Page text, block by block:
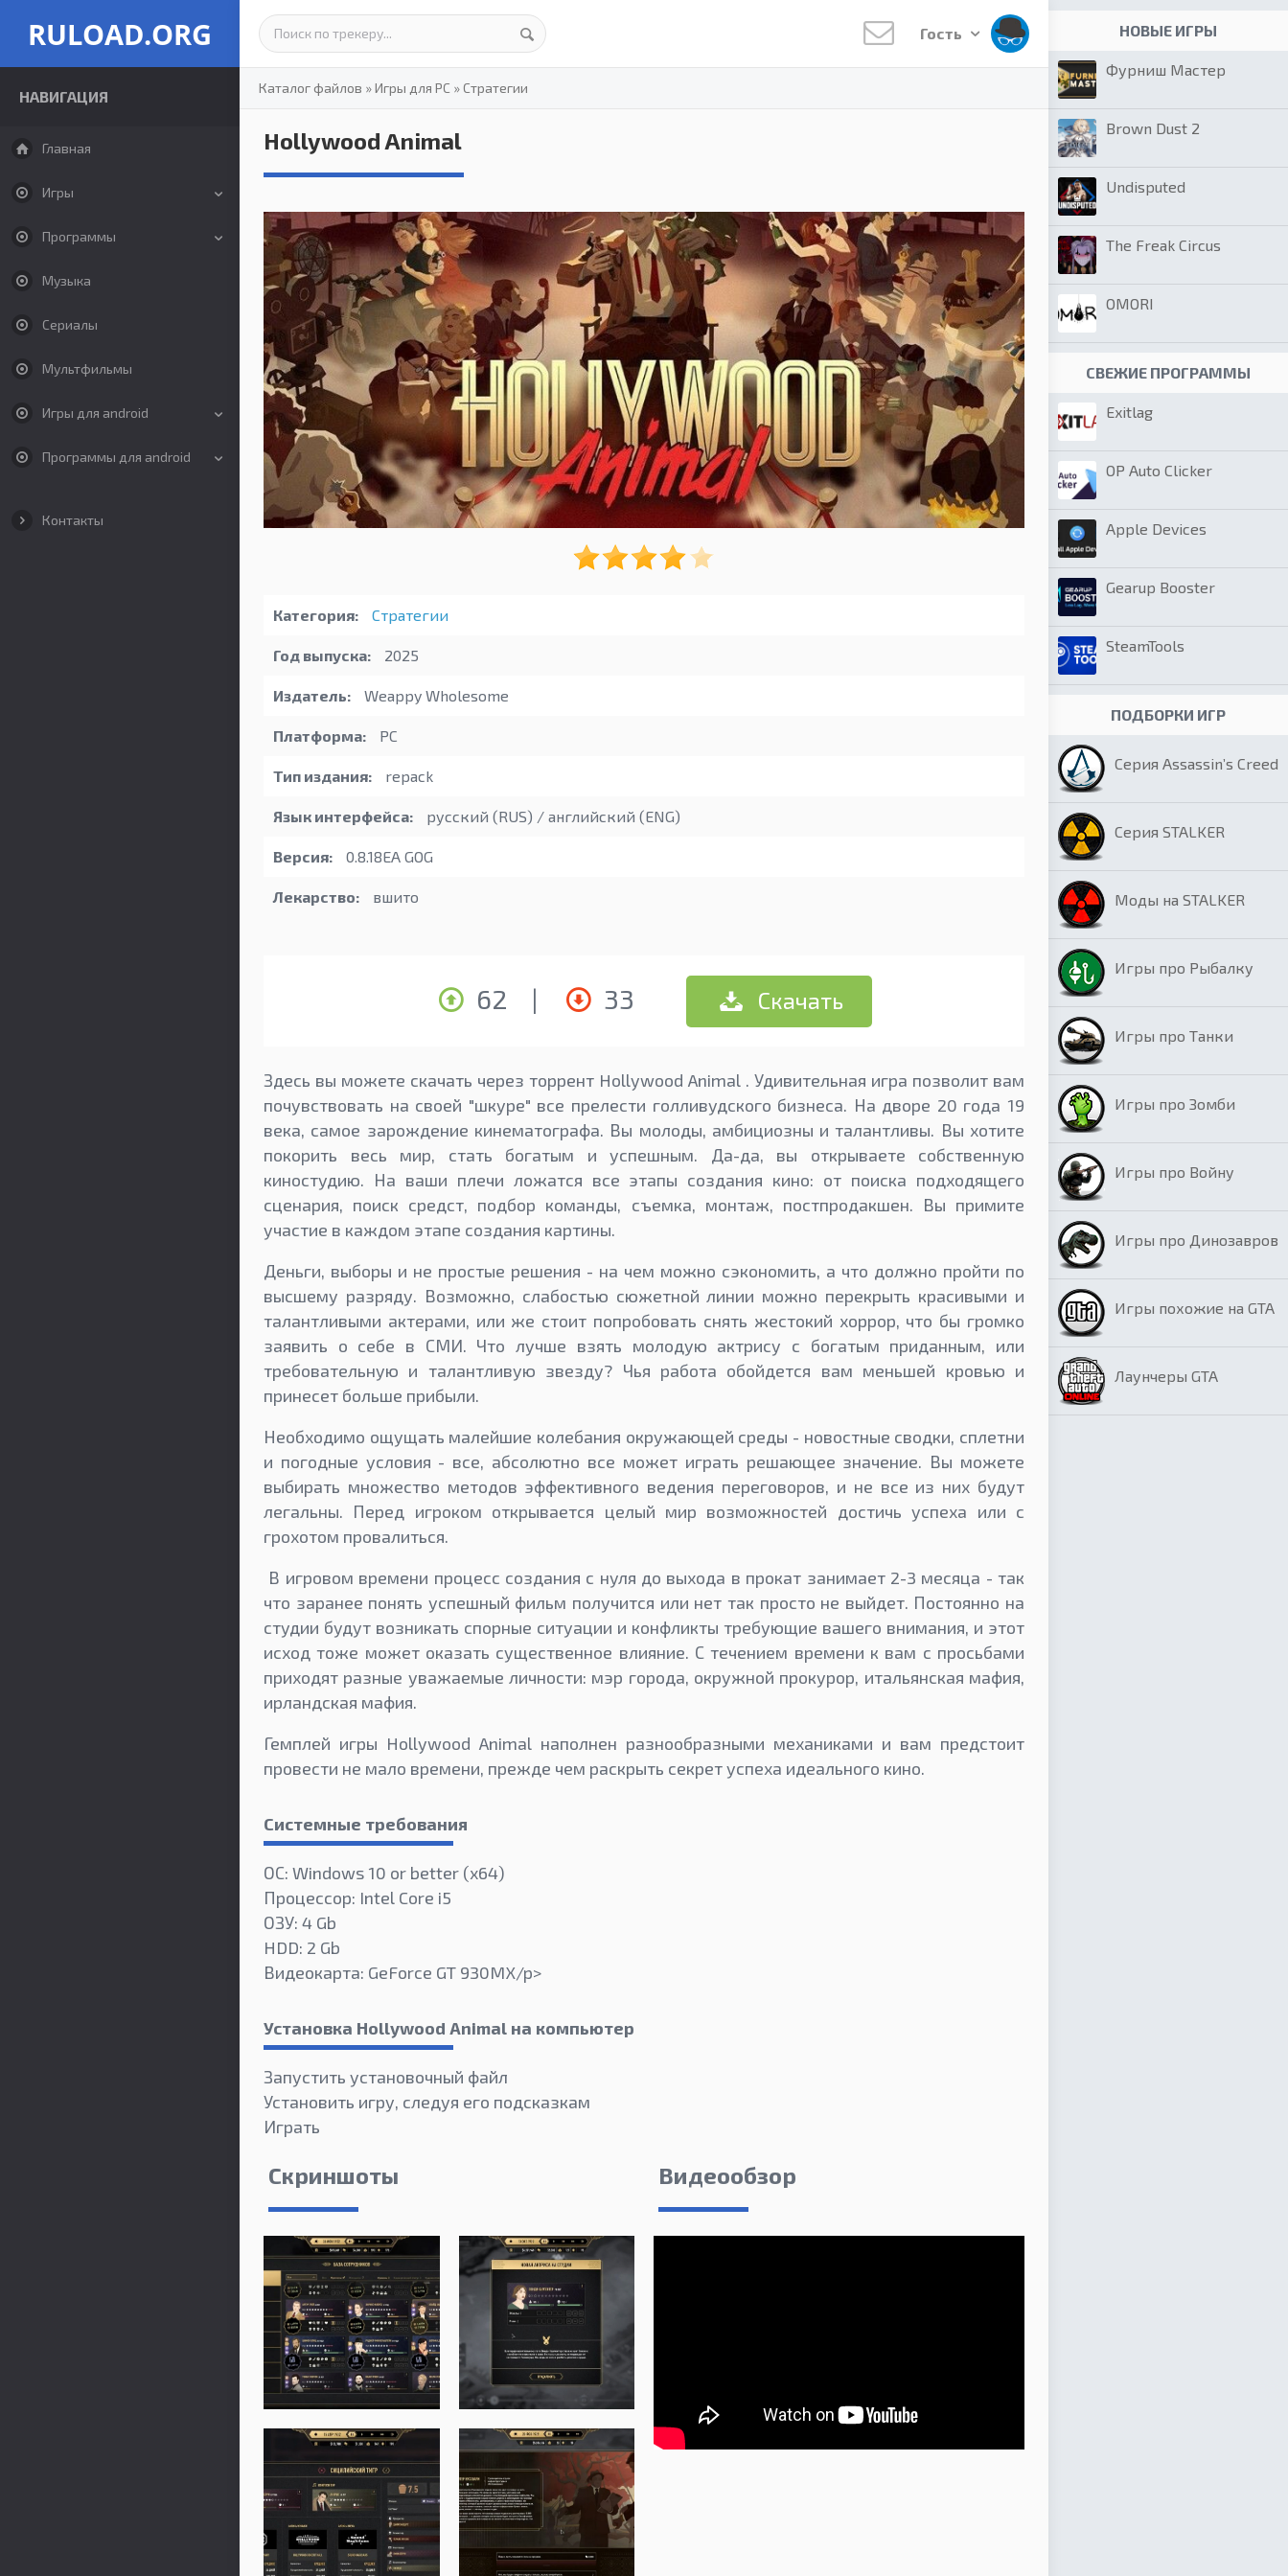
RULOAD.ORG
НАВИГАЦИЯ
Главная
Игры
Программы
Музыка
Сериалы
Мультфильмы
Игры для android
Программы для android
Контакты
Гость
Каталог файлов »Игры для PC »Стратегии
Hollywood Animal
Категория: Стратегии
Год выпуска: 2025
Издатель: Weappy Wholesome
Платформа: PC
Тип издания: repack
Язык интерфейса: русский (RUS) / английский (ENG)
Версия: 0.8.18EA GOG
Лекарство: вшито
62 | 33 Скачать
Здесь вы можете скачать через торрент Hollywood Animal . Удивительная игра позволит вам
почувствовать на своей "шкуре" все прелести голливудского бизнеса. На дворе 20 года 19
века, самое зарождение кинематографа. Вы молоды, амбициозны и талантливы. Вы хотите
покорить весь мир, стать богатым и успешным. Да-да, вы открываете собственную
киностудию. На ваши плечи ложатся все этапы создания кино: от поиска подходящего
сценария, поиск средст, подбор команды, съемка, монтаж, постпродакшен. Вы примите
участие в каждом этапе создания картины.
Деньги, выборы и не простые решения - на чем можно сэкономить, а что должно пройти по
высшему разряду. Возможно, слабостью сюжетной линии можно перекрыть красивыми и
талантливыми актерами, или же стоит попробовать снять жестокий хоррор, что бы громко
заявить о себе в СМИ. Что лучше взять молодую актрису с богатым приданным, или
требовательную и талантливую звезду? Чья работа обойдется вам меньшей кровью и
принесет больше прибыли.
Необходимо ощущать малейшие колебания окружающей среды - новостные сводки, сплетни
и погодные условия - все, абсолютно все может играть решающее значение. Вы можете
выбирать множество методов эффективного ведения переговоров, и не все из них будут
легальны. Перед игроком открывается целый мир возможностей достичь успеха или с
грохотом провалиться.
В игровом времени процесс создания с нуля до выхода в прокат занимает 2-3 месяца - так
что заранее понять успешный фильм получится или нет так просто не выйдет. Постоянно на
студии будут возникать спорные ситуации и конфликты требующие вашего внимания, и этот
исход тоже может оказать существенное влияние. С течением времени к вам с просьбами
приходят разные уважаемые личности: мэр города, окружной прокурор, итальянская мафия,
ирландская мафия.
Гемплей игры Hollywood Animal наполнен разнообразными механиками и вам предстоит
провести не мало времени, прежде чем раскрыть секрет успеха идеального кино.
Системные требования
ОС: Windows 10 or better (х64)
Процессор: Intel Core i5
ОЗУ: 4 Gb
HDD: 2 Gb
Видеокарта: GeForce GT 930MX/p>
Установка Hollywood Animal на компьютер
Запустить установочный файл
Установить игру, следуя его подсказкам
Играть
Скриншоты Видеообзор
НОВЫЕ ИГРЫ
Фурниш Мастер
Brown Dust 2
Undisputed
The Freak Circus
OMORI
СВЕЖИЕ ПРОГРАММЫ
Exitlag
OP Auto Clicker
Apple Devices
Gearup Booster
SteamTools
ПОДБОРКИ ИГР
Серия Assassin’s Creed
Серия STALKER
Моды на STALKER
Игры про Рыбалку
Игры про Танки
Игры про Зомби
Игры про Войну
Игры про Динозавров
Игры похожие на GTA
Лаунчеры GTA